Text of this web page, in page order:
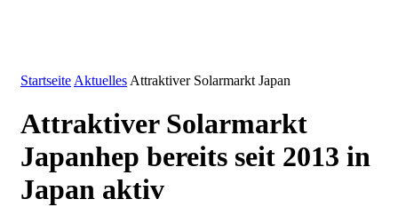
Startseite Aktuelles Attraktiver Solarmarkt Japan
Attraktiver Solarmarkt
Japanhep bereits seit 2013 in
Japan aktiv